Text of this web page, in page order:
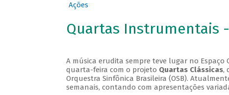
Ações
Quartas Instrumentais
A música erudita sempre teve lugar no Espaço
quarta-feira com o projeto Quartas Clássicas,
Orquestra Sinfônica Brasileira (OSB).
semanais, contando com apresentações